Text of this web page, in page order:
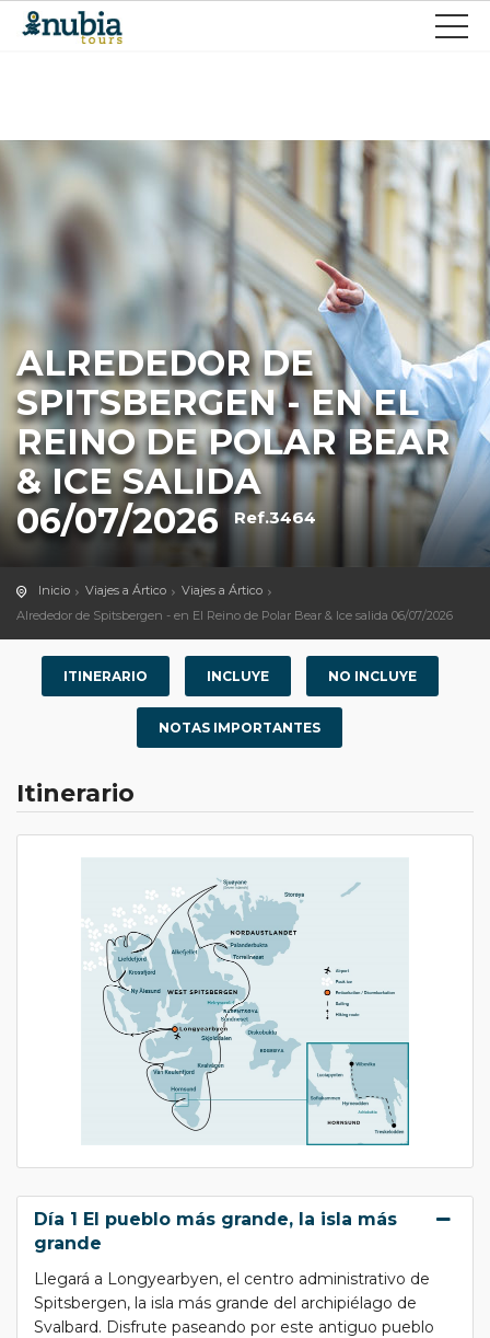
ALREDEDOR DE
SPITSBERGEN - EN EL
REINO DE POLAR BEAR
& ICE SALIDA
06/07/2026
Ref.3464
Inicio Viajes a Ártico
Viajes a Ártico
Alrededor de Spitsbergen - en El Reino de Polar Bear & Ice salida 06/07/2026
ITINERARIO INCLUYE NO INCLUYE
NOTAS IMPORTANTES
Itinerario
Día 1 El pueblo más grande, la isla más
grande
Llegará a Longyearbyen, el centro administrativo de
Spitsbergen, la isla más grande del archipiélago de
Svalbard. Disfrute paseando por este antiguo pueblo